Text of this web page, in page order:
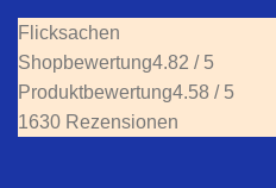
Flicksachen
Shopbewertung4.82 / 5
Produktbewertung4.58 / 5
1630 Rezensionen